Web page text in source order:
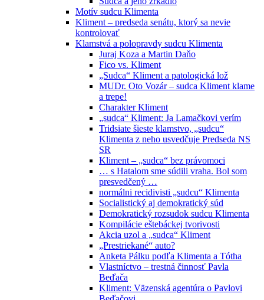
Motív sudcu Klimenta
Kliment – predseda senátu, ktorý sa nevie
kontrolovať
Klamstvá a polopravdy sudcu Klimenta
Juraj Koza a Martin Daňo
Fico vs. Kliment
„Sudca“ Kliment a patologická lož
MUDr. Oto Vozár – sudca Kliment klame
a trepe!
Charakter Kliment
„sudca“ Kliment: Ja Lamačkovi verím
Tridsiate šieste klamstvo, „sudcu“
Klimenta z neho usvedčuje Predseda NS
SR
Kliment – „sudca“ bez právomoci
… s Hatalom sme súdili vraha. Bol som
presvedčený …
normálni recidivisti „sudcu“ Klimenta
Socialistický aj demokratický súd
Demokratický rozsudok sudcu Klimenta
Kompilácie eštebáckej tvorivosti
Akcia uzol a „sudca“ Kliment
„Prestriekané“ auto?
Anketa Pálku podľa Klimenta a Tótha
Vlastníctvo – trestná činnosť Pavla
Beďača
Kliment: Väzenská agentúra o Pavlovi